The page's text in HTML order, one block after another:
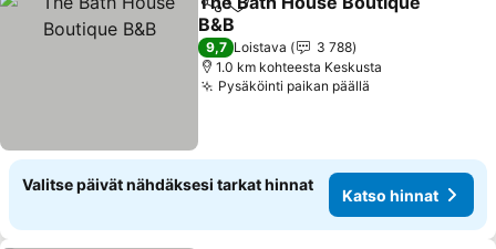
Jaa Lisää suosikkeihin
B&B
9,7 Loistava
3 788
1.0 km kohteesta Keskusta
Pysäköinti paikan päällä
Valitse päivät nähdäksesi tarkat hinnat
Katso hinnat